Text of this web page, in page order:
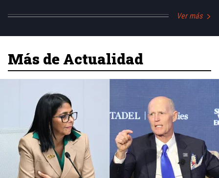
Ver más
Más de Actualidad